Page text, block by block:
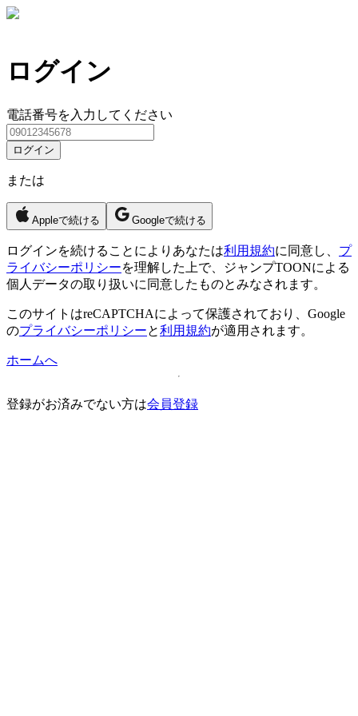
ログイン
電話番号を入力してください
ログイン
または
Appleで続ける Googleで続ける
ログインを続けることによりあなたは利用規約に同意し、 プ
ライバシーポリシーを理解した上で、ジャンプTOONによる
個人データの取り扱いに同意したものとみなされます。
このサイトはreCAPTCHAによって保護されており、Google
のプライバシーポリシーと利用規約が適用されます。
ホームへ
登録がお済みでない方は会員登録